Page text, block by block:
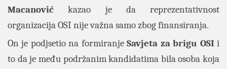
Macanovićkazao je da reprezentativnost
organizacija OSI nije važna samo zbog finansiranja.
On je podjsetio na formiranjeSavjeta za brigu OSIi
to da je među podržanim kandidatima bila osoba koja